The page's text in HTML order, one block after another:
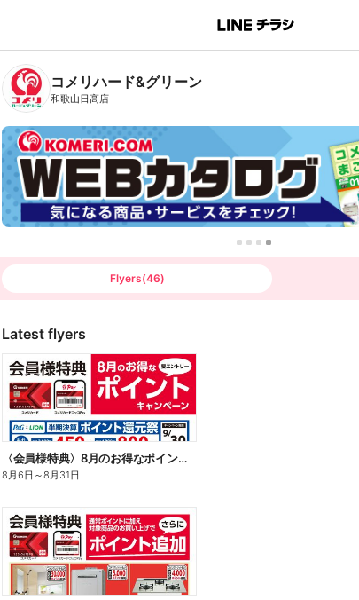
B
n
T
コメリハード&グリーン
和歌山日高店
Flyers(46)
Latest flyers
〈会員様特典〉8月のお得なポイントキャンペーン
8月6日 ～8月31日